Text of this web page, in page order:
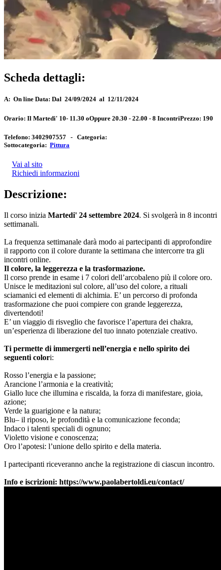
Scheda dettagli:
A: On line Data: Dal 24/09/2024 al 12/11/2024
Orario: Il Martedi' 10- 11.30 oOppure 20.30 - 22.00 - 8 IncontriPrezzo: 190
Telefono: 3402907557 - Categoria:
Sottocategoria: Pittura
Vai al sito
Richiedi informazioni
Descrizione:
Il corso inizia Martedi' 24 settembre 2024. Si svolgerà in 8 incontri
settimanali.
La frequenza settimanale darà modo ai partecipanti di approfondire
il rapporto con il colore durante la settimana che intercorre tra gli
incontri online.
Il colore, la leggerezza e la trasformazione.
Il corso prende in esame i 7 colori dell’arcobaleno più il colore oro.
Unisce le meditazioni sul colore, all’uso del colore, a rituali
sciamanici ed elementi di alchimia. E’ un percorso di profonda
trasformazione che puoi compiere con grande leggerezza,
divertendoti!
E’ un viaggio di risveglio che favorisce l’apertura dei chakra,
un’esperienza di liberazione del tuo innato potenziale creativo.
Ti permette di immergerti nell’energia e nello spirito dei
seguenti colori:
Rosso l’energia e la passione;
Arancione l’armonia e la creatività;
Giallo luce che illumina e riscalda, la forza di manifestare, gioia,
azione;
Verde la guarigione e la natura;
Blu– il riposo, le profondità e la comunicazione feconda;
Indaco i talenti speciali di ognuno;
Violetto visione e conoscenza;
Oro l’apotesi: l’unione dello spirito e della materia.
I partecipanti riceveranno anche la registrazione di ciascun incontro.
Info e iscrizioni: https://www.paolabertoldi.eu/contact/